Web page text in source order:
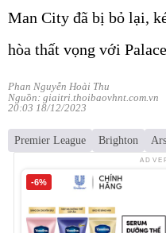
Man City đã bị bỏ lại,
hòa thất vọng với
Phan Nguyễn Hoài Thu
Nguồn: giaitri.thoibaovhnt.com.vn
20:03 18/12/2023
Premier League Brighton
-6%